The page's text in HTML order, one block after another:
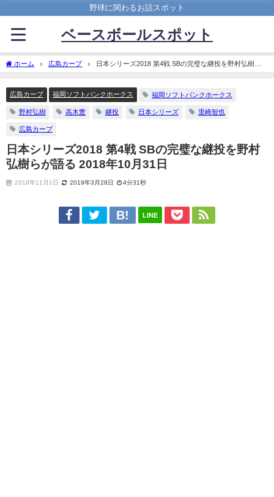
野球に関わるお話スポット
ベースボールスポット
ホーム 広島カープ
日本シリーズ2018 第4戦 SBの完璧な継投を野村弘樹ら
が語る 2018年10月31日
広島カープ 福岡ソフトバンクホークス 福岡ソフトバンクホークス
野村弘樹 高木豊 継投 日本シリーズ 里崎智也
広島カープ
日本シリーズ2018 第4戦 SBの完璧な継投を野村
弘樹らが語る 2018年10月31日
2018年11月1日 2019年3月28日 4分31秒
LINE